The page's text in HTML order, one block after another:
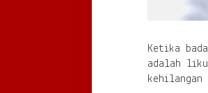
Ketika
adalah